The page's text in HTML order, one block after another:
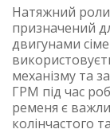
Натяжний
призначений
двигунами
механізму та
ГРМ під час
ременя є
колінчастого